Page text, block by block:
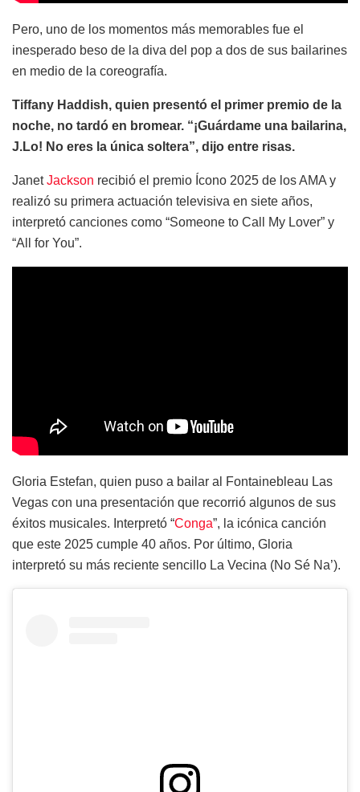
Pero, uno de los momentos más memorables fue el
inesperado beso de la diva del pop a dos de sus bailarines
en medio de la coreografía.
Tiffany Haddish, quien presentó el primer premio de la
noche, no tardó en bromear. “¡Guárdame una bailarina,
J.Lo! No eres la única soltera”, dijo entre risas.
JanetJackson recibió el premio Ícono 2025 de los AMA y
realizó su primera actuación televisiva en siete años,
interpretó canciones como “Someone to Call My Lover” y
“All for You”.
Gloria Estefan, quien puso a bailar al Fontainebleau Las
Vegas con una presentación que recorrió algunos de sus
éxitos musicales. Interpretó “Conga”, la icónica canción
que este 2025 cumple 40 años. Por último, Gloria
interpretó su más reciente sencillo La Vecina (No Sé Na’).